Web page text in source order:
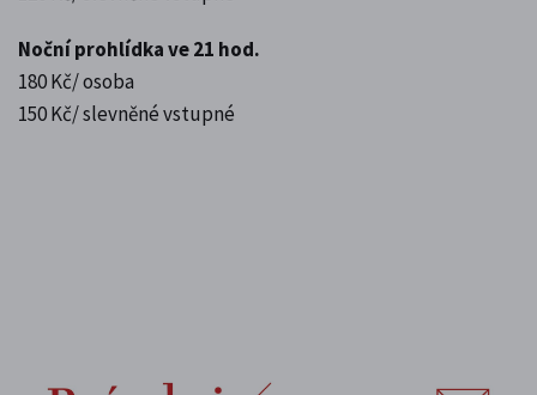
Noční prohlídka ve 21 hod.
180 Kč/ osoba
150 Kč/ slevněné vstupné